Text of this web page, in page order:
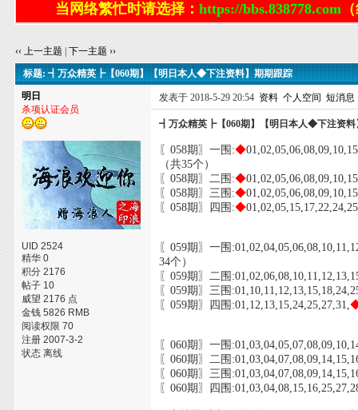
当网络繁忙时请选择： https://bbs.838778.com
‹‹ 上一主题 |下一主题 ››
标题: ┫万众精英┣【060期】【明日本人◆下注资料】期期跟踪
明日
杀项认证会员
UID 2524
精华 0
积分 2176
帖子 10
威望 2176 点
金钱 5826 RMB
阅读权限 70
注册 2007-3-2
状态 离线
发表于 2018-5-29 20:54 资料 个人空间 短消息
┫万众精英┣【060期】【明日本人◆下注资料
〖058期〗一围:◆
（共35个）
〖058期〗二围:◆
〖058期〗三围:◆
〖058期〗四围:◆
〖059期〗一围
34个）
〖059期〗二围
〖059期〗三围
〖059期〗四围:01,12,13,15,24,25,27,31,
〖060期〗一围
〖060期〗二围
〖060期〗三围
〖060期〗四围